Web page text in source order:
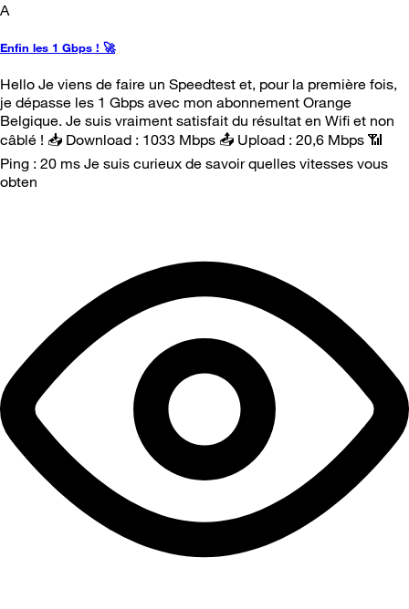
A
Enfin les 1 Gbps ! 🚀
Hello Je viens de faire un Speedtest et, pour la première fois,
je dépasse les 1 Gbps avec mon abonnement Orange
Belgique. Je suis vraiment satisfait du résultat en Wifi et non
câblé ! 📥 Download : 1033 Mbps 📤 Upload : 20,6 Mbps 📶
Ping : 20 ms Je suis curieux de savoir quelles vitesses vous
obten